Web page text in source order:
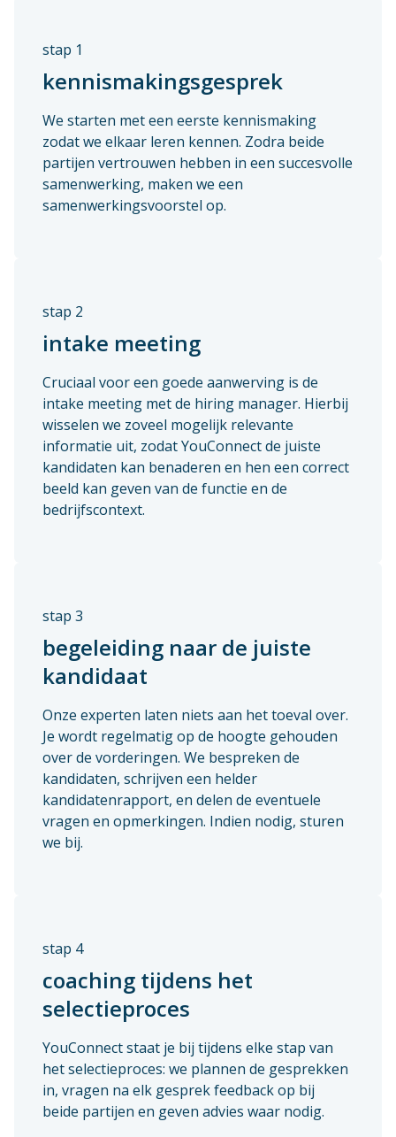
stap 1
kennismakingsgesprek
We starten met een eerste kennismaking
zodat we elkaar leren kennen. Zodra beide
partijen vertrouwen hebben in een succesvolle
samenwerking, maken we een
samenwerkingsvoorstel op.
stap 2
intake meeting
Cruciaal voor een goede aanwerving is de
intake meeting met de hiring manager. Hierbij
wisselen we zoveel mogelijk relevante
informatie uit, zodat YouConnect de juiste
kandidaten kan benaderen en hen een correct
beeld kan geven van de functie en de
bedrijfscontext.
stap 3
begeleiding naar de juiste
kandidaat
Onze experten laten niets aan het toeval over.
Je wordt regelmatig op de hoogte gehouden
over de vorderingen. We bespreken de
kandidaten, schrijven een helder
kandidatenrapport, en delen de eventuele
vragen en opmerkingen. Indien nodig, sturen
we bij.
stap 4
coaching tijdens het
selectieproces
YouConnect staat je bij tijdens elke stap van
het selectieproces: we plannen de gesprekken
in, vragen na elk gesprek feedback op bij
beide partijen en geven advies waar nodig.